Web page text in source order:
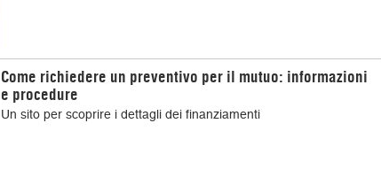
Come richiedere un preventivo per il mutuo: informazioni
e procedure
Un sito per scoprire i dettagli dei finanziamenti